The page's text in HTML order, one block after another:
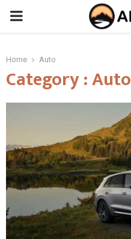
PRIMARY
Home Auto
Category : Auto